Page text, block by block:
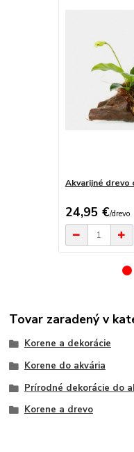
Akvarijné drevo
24,95 €/drevo
Tovar zaradený v
Korene a dekorácie
Korene do akvária
Prírodné dekorácie do
Korene a drevo